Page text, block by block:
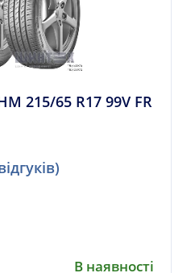
215/65 R17 99V FR
В наявності